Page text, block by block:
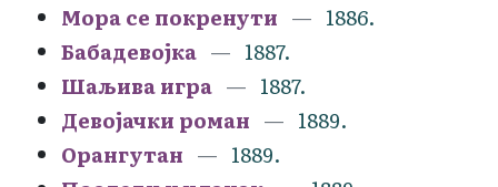
Мора се покренути
1886.
Бабадевојка
1887.
Шаљива игра
1887.
Девојачки роман
1889.
Орангутан
1889.